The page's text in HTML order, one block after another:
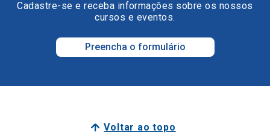
Cadastre-se e receba informações sobre os nossos
cursos e eventos.
Preencha o formulário
Voltar ao topo